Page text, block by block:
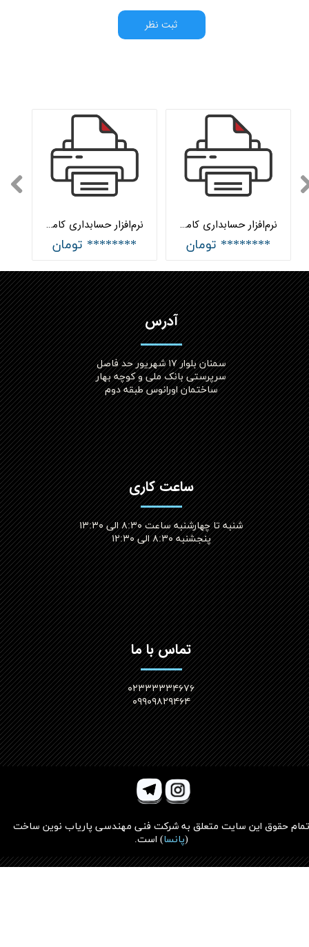
ثبت نظر
نرم‌افزار حسابداری کامپیوتر، موبایل و ماشین‌های اداری ساده هلو APEX
******** تومان
نرم‌افزار حسابداری کامپیوتر، موبایل و ماشین‌های اداری جامع هلو APEX
******** تومان
آدرس
سمنان بلوار ۱۷ شهریور حد فاصل
سرپرستی بانک ملی و کوچه بهار
ساختمان اورانوس طبقه دوم
ساعت کاری
شنبه تا چهارشنبه ساعت ۸:۳۰ الی ۱۳:۳۰
پنجشنبه ۸:۳۰ الی ۱۲:۳۰​​​​​​​
تماس با ما
۰۲۳۳۳۳۳۴۶۷۶
۰۹۹۰۹۸۲۹۴۶۴
تمام حقوق این سایت متعلق به شرکت فنی مهندسی پاریاب نوین ساخت
(پانسا) است.